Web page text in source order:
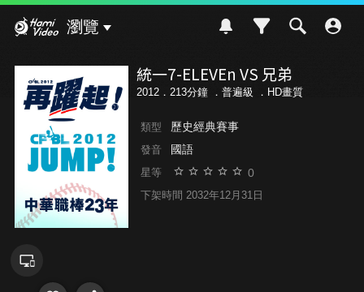
瀏覽
統一7-ELEVEn VS 兄弟
2012．213分鐘 ． 普遍級 ．HD畫質
類型 歷史經典賽事
發音 國語
星等 0
下架時間 2032年12月31日